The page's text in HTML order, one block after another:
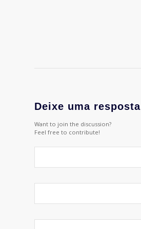
Deixe uma resposta
Want to join the discussion?
Feel free to contribute!